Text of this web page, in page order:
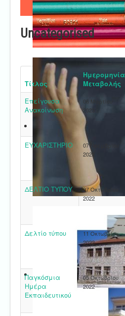
Uncategorised
Τίτλος
Ημερομηνία
Μεταβολής
Επείγουσα
Ανακοίνωση
06 Μαρτίου
2023
ΕΥΧΑΡΙΣΤΗΡΙΟ
07 Νοεμβρίου
2022
ΔΕΛΤΙΟ ΤΥΠΟΥ
27 Οκτωβρίου
2022
Δελτίο τύπου
11 Οκτωβρίου
2022
Παγκόσμια
Ημέρα
Εκπαιδευτικού
05 Οκτωβρίου
2022